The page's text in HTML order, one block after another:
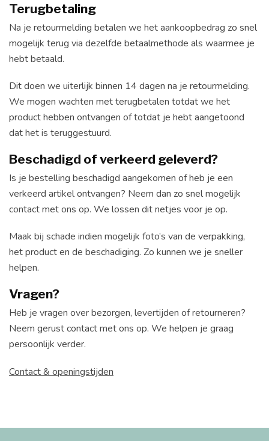
Terugbetaling
Na je retourmelding betalen we het aankoopbedrag zo snel
mogelijk terug via dezelfde betaalmethode als waarmee je
hebt betaald.
Dit doen we uiterlijk binnen 14 dagen na je retourmelding.
We mogen wachten met terugbetalen totdat we het
product hebben ontvangen of totdat je hebt aangetoond
dat het is teruggestuurd.
Beschadigd of verkeerd geleverd?
Is je bestelling beschadigd aangekomen of heb je een
verkeerd artikel ontvangen? Neem dan zo snel mogelijk
contact met ons op. We lossen dit netjes voor je op.
Maak bij schade indien mogelijk foto’s van de verpakking,
het product en de beschadiging. Zo kunnen we je sneller
helpen.
Vragen?
Heb je vragen over bezorgen, levertijden of retourneren?
Neem gerust contact met ons op. We helpen je graag
persoonlijk verder.
Contact & openingstijden